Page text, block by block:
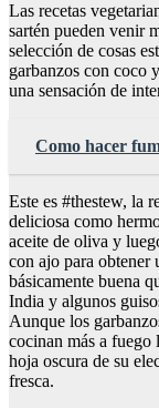
Las recetas
sartén pueden venir
selección de cosas
garbanzos con coco
una sensación de
Como hacer
Este es #thestew, la
deliciosa como
aceite de oliva y
con ajo para obtener
básicamente buena
India y algunos
Aunque los
cocinan más a fuego
hoja oscura de su
fresca.